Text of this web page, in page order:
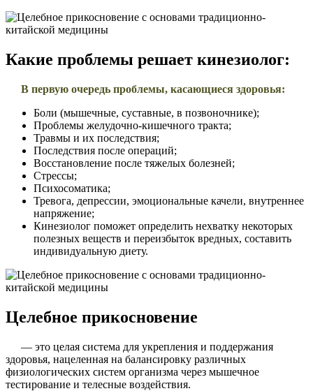
Какие проблемы решает кинезиолог:
В первую очередь проблемы, касающиеся здоровья:
Боли (мышечные, суставные, в позвоночнике);
Проблемы желудочно-кишечного тракта;
Травмы и их последствия;
Последствия после операций;
Восстановление после тяжелых болезней;
Стрессы;
Психосоматика;
Тревога, депрессии, эмоциональные качели, внутреннее
напряжение;
Кинезиолог поможет определить нехватку некоторых
полезных веществ и переизбыток вредных, составить
индивидуальную диету.
Целебное прикосновение
— это целая система для укрепления и поддержания
здоровья, нацеленная на балансировку различных
физиологических систем организма через мышечное
тестирование и телесные воздействия.